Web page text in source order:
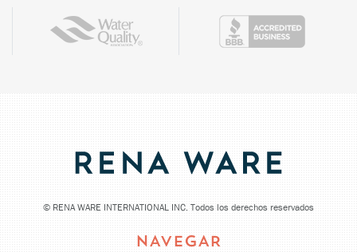
© RENA WARE INTERNATIONAL INC. Todos los derechos reservados
NAVEGAR